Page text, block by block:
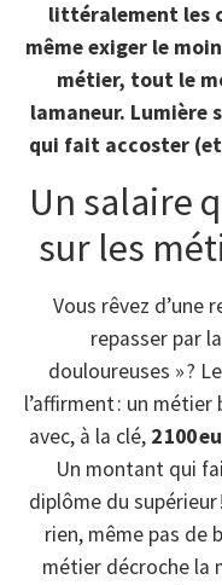
littéralement les
même exiger le
métier, tout le
lamaneur. Lumière
qui fait accoster
Un salaire
sur les
Vous rêvez d’une
repasser par
douloureuses » ?
l’affirment : un
avec, à la clé, 2 100
Un montant qui
diplôme du supérieur
rien, même pas de
métier décroche la